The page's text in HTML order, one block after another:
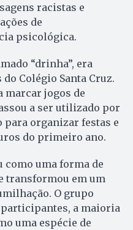
racistas e
de
psicológica.
“drinha”, era
Colégio Santa Cruz.
marcar jogos de
a ser utilizado por
para organizar festas e
do primeiro ano.
como uma forma de
transformou em um
O grupo
participantes, a maioria
uma espécie de